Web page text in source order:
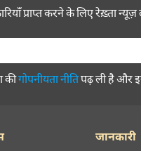
प्राप्त करने के लिए रेख़्ता
कीगोपनीयता नीतिपढ़ ली है और
जानकारी